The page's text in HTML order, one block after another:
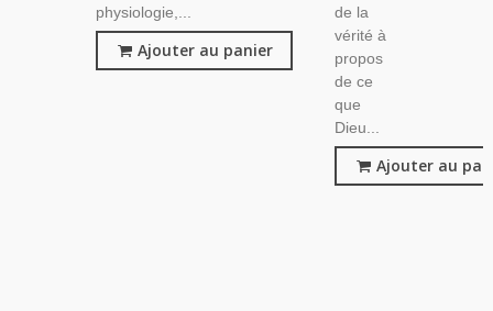
physiologie,...
Ajouter au panier
de la
vérité à
propos
de ce
que
Dieu...
Ajouter au